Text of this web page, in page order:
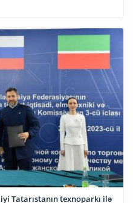
Tatarıstanın texnoparkı ilə